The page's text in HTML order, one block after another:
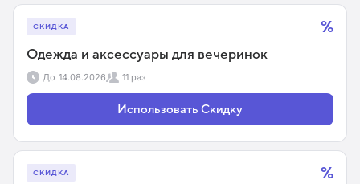
%
СКИДКА
Одежда и аксессуары для вечеринок
До 14.08.2026 11 раз
Использовать Скидку
%
СКИДКА